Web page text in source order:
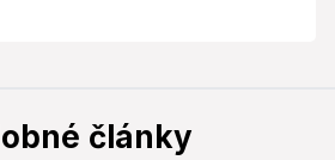
články